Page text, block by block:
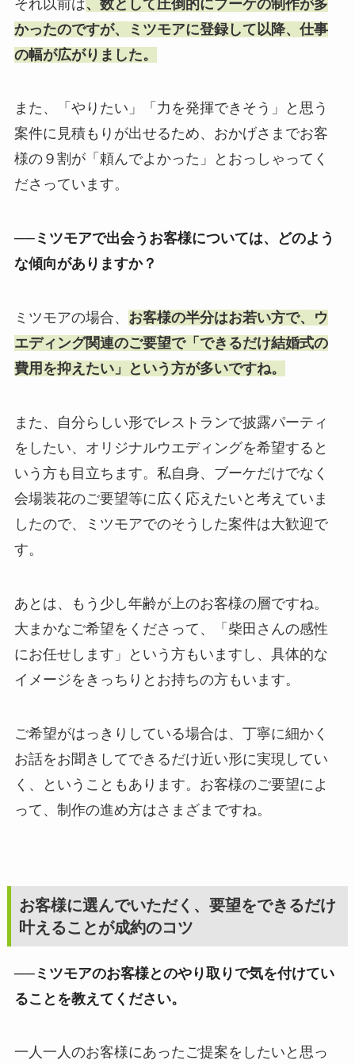
それ以前は、数として圧倒的にブーケの制作が多
かったのですが、ミツモアに登録して以降、仕事
の幅が広がりました。
また、「やりたい」「力を発揮できそう」と思う
案件に見積もりが出せるため、おかげさまでお客
様の９割が「頼んでよかった」とおっしゃってく
ださっています。
──ミツモアで出会うお客様については、どのよう
な傾向がありますか？
ミツモアの場合、 お客様の半分はお若い方で、ウ
エディング関連のご要望で「できるだけ結婚式の
費用を抑えたい」という方が多いですね。
また、自分らしい形でレストランで披露パーティ
をしたい、オリジナルウエディングを希望すると
いう方も目立ちます。私自身、ブーケだけでなく
会場装花のご要望等に広く応えたいと考えていま
したので、ミツモアでのそうした案件は大歓迎で
す。
あとは、もう少し年齢が上のお客様の層ですね。
大まかなご希望をくださって、「柴田さんの感性
にお任せします」という方もいますし、具体的な
イメージをきっちりとお持ちの方もいます。
ご希望がはっきりしている場合は、丁寧に細かく
お話をお聞きしてできるだけ近い形に実現してい
く、ということもあります。お客様のご要望によ
って、制作の進め方はさまざまですね。
お客様に選んでいただく、要望をできるだけ
叶えることが成約のコツ
──ミツモアのお客様とのやり取りで気を付けてい
ることを教えてください。
一人一人のお客様にあったご提案をしたいと思っ